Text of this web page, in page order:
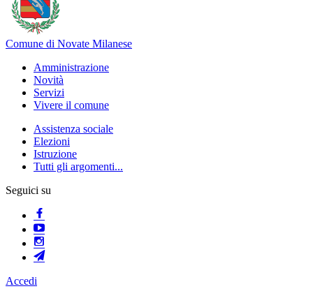
Comune di Novate Milanese
Amministrazione
Novità
Servizi
Vivere il comune
Assistenza sociale
Elezioni
Istruzione
Tutti gli argomenti...
Seguici su
Accedi